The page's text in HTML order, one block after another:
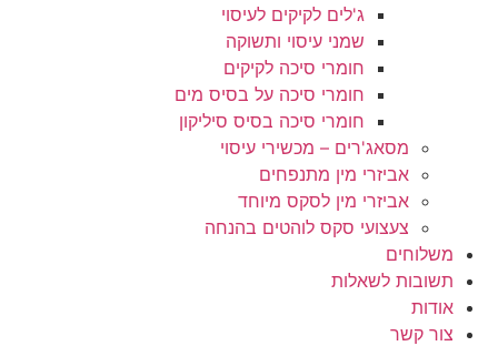
ג'לים לקיקים לעיסוי
שמני עיסוי ותשוקה
חומרי סיכה לקיקים
חומרי סיכה על בסיס מים
חומרי סיכה בסיס סיליקון
מסאג'רים – מכשירי עיסוי
אביזרי מין מתנפחים
אביזרי מין לסקס מיוחד
צעצועי סקס לוהטים בהנחה
משלוחים
תשובות לשאלות
אודות
צור קשר